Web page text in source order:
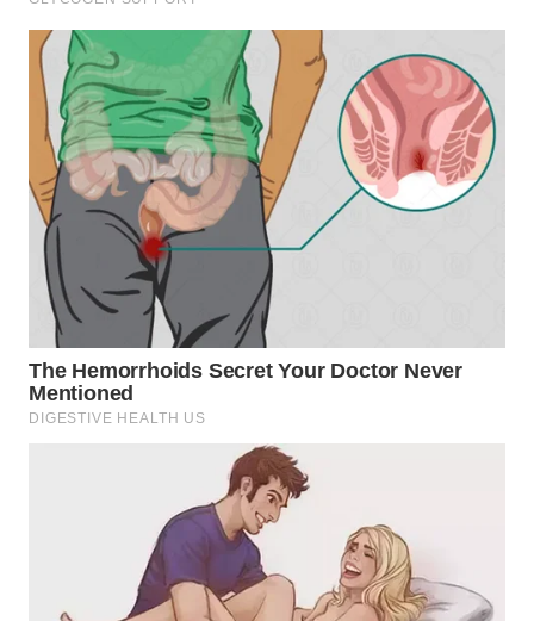
LANGKAT
WN
TAPANULI
SELATAN
WN
TANJUNG
LESUNG
WN
KARO
WN
SIMALUNGUN
TENGAH